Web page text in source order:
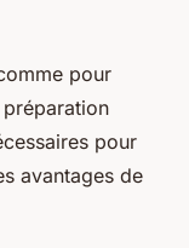
pour
préparation
pour
avantages de